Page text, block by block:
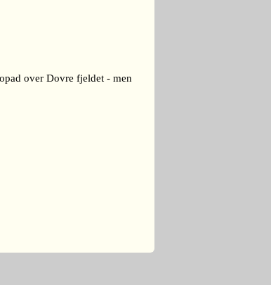
over Dovre fjeldet - men